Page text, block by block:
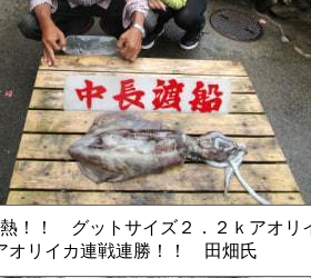
熱！！ グットサイズ２．２ｋアオ
オリイカ連戦連勝！！ 田畑氏